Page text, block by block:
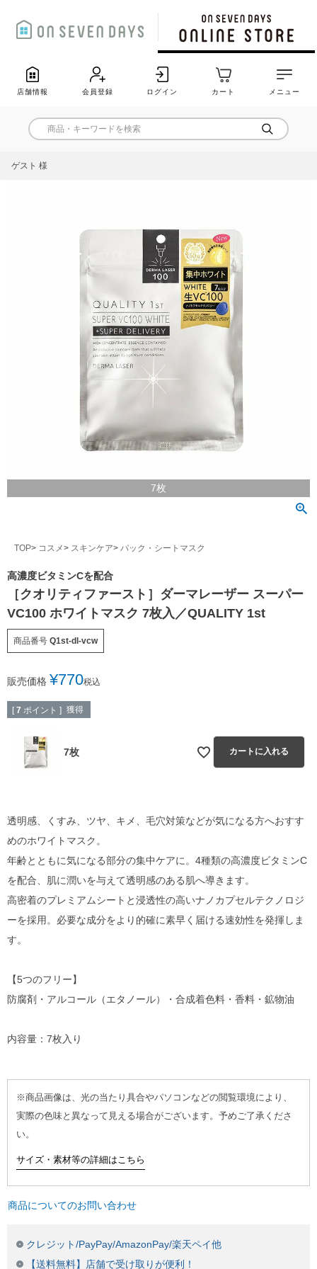
店舗情報 会員登録 ログイン カート メニュー
ゲスト 様
7枚
TOP コスメ スキンケア パック・シートマスク
高濃度ビタミンCを配合
［クオリティファースト］ダーマレーザー スーパー
VC100 ホワイトマスク 7枚入／QUALITY 1st
商品番号 Q1st-dl-vcw
販売価格 ¥770税込
[ 7 ポイント ] 獲得
7枚 カートに入れる
透明感、くすみ、ツヤ、キメ、毛穴対策などが気になる方へおすす
めのホワイトマスク。
年齢とともに気になる部分の集中ケアに。4種類の高濃度ビタミンC
を配合、肌に潤いを与えて透明感のある肌へ導きます。
高密着のプレミアムシートと浸透性の高いナノカプセルテクノロジ
ーを採用。必要な成分をより的確に素早く届ける速効性を発揮しま
す。
【5つのフリー】
防腐剤・アルコール（エタノール）・合成着色料・香料・鉱物油
内容量：7枚入り
※商品画像は、光の当たり具合やパソコンなどの閲覧環境により、
実際の色味と異なって見える場合がございます。予めご了承くださ
い。
サイズ・素材等の詳細はこちら
商品についてのお問い合わせ
クレジット/PayPay/AmazonPay/楽天ペイ他
【送料無料】店舗で受け取りが便利！